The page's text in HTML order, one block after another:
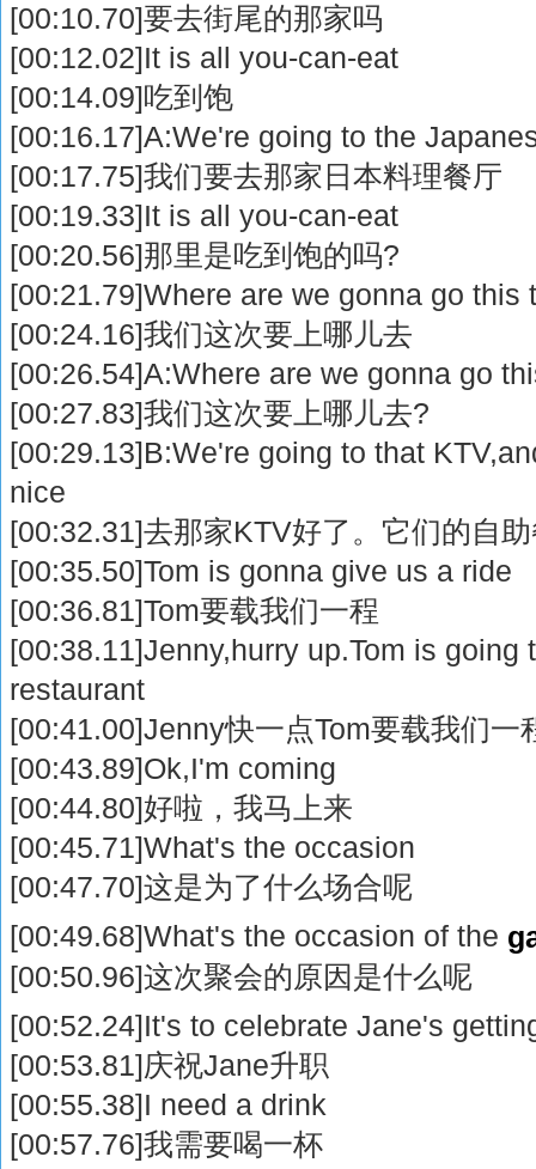
[00:10.70]要去街尾的那家吗
[00:12.02]It is all you-can-eat
[00:14.09]吃到饱
[00:16.17]A:We're going to the
[00:17.75]我们要去那家日本料理餐厅
[00:19.33]It is all you-can-eat
[00:20.56]那里是吃到饱的吗?
[00:21.79]Where are we gonna go this
[00:24.16]我们这次要上哪儿去
[00:26.54]A:Where are we gonna go
[00:27.83]我们这次要上哪儿去?
[00:29.13]B:We're going to that
nice
[00:32.31]去那家KTV好了。它们的自
[00:35.50]Tom is gonna give us a ride
[00:36.81]Tom要载我们一程
[00:38.11]Jenny,hurry up.Tom is going
restaurant
[00:41.00]Jenny快一点Tom要载我们一
[00:43.89]Ok,I'm coming
[00:44.80]好啦，我马上来
[00:45.71]What's the occasion
[00:47.70]这是为了什么场合呢
[00:49.68]What's the occasion of the
[00:50.96]这次聚会的原因是什么呢
[00:52.24]It's to celebrate Jane's
[00:53.81]庆祝Jane升职
[00:55.38]I need a drink
[00:57.76]我需要喝一杯